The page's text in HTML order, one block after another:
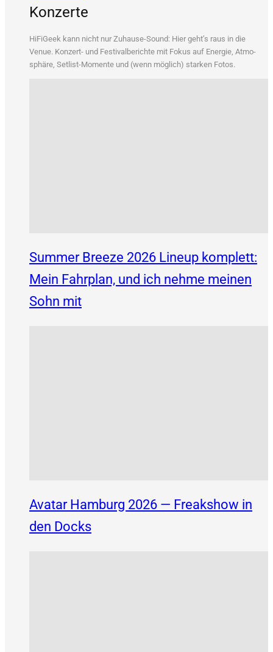
Konzerte
HiFi­Ge­ek kann nicht nur Zuhau­se-Sound: Hier geht’s raus in die
Venue. Kon­zert- und Fes­ti­val­be­rich­te mit Fokus auf Ener­gie, Atmo­
sphä­re, Set­list-Momen­te und (wenn mög­lich) star­ken Fotos.
Summer Breeze 2026 Lineup komplett:
Mein Fahrplan, und ich nehme meinen
Sohn mit
Avatar Hamburg 2026 — Freakshow in
den Docks